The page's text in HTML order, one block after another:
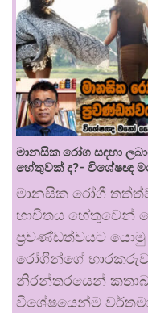
මානසික රෝග සඳහා
හේතුවක් ද?- විශේෂඥ
මානසික රෝගී
භාවිතය හේතුවෙන්
ප්‍රචණ්ඩත්වයට
රෝගීන්ගේ
නිරන්තරයෙන්
විශේෂයෙන්ම